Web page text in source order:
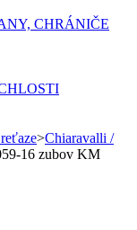
CHRÁNIČE
>Chiaravalli /
16 zubov KM